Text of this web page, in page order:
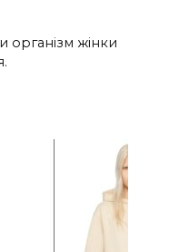
організм жінки